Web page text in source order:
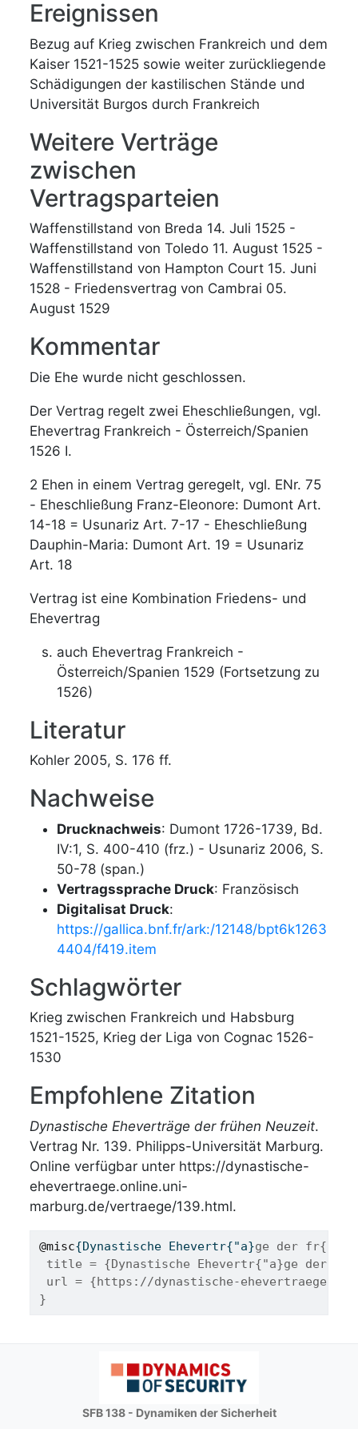
Ereignissen
Bezug auf Krieg zwischen Frankreich und dem
Kaiser 1521-1525 sowie weiter zurückliegende
Schädigungen der kastilischen Stände und
Universität Burgos durch Frankreich
Weitere Verträge
zwischen
Vertragsparteien
Waffenstillstand von Breda 14. Juli 1525 -
Waffenstillstand von Toledo 11. August 1525 -
Waffenstillstand von Hampton Court 15. Juni
1528 - Friedensvertrag von Cambrai 05.
August 1529
Kommentar
Die Ehe wurde nicht geschlossen.
Der Vertrag regelt zwei Eheschließungen, vgl.
Ehevertrag Frankreich - Österreich/Spanien
1526 I.
2 Ehen in einem Vertrag geregelt, vgl. ENr. 75
- Eheschließung Franz-Eleonore: Dumont Art.
14-18 = Usunariz Art. 7-17 - Eheschließung
Dauphin-Maria: Dumont Art. 19 = Usunariz
Art. 18
Vertrag ist eine Kombination Friedens- und
Ehevertrag
auch Ehevertrag Frankreich -
Österreich/Spanien 1529 (Fortsetzung zu
1526)
Literatur
Kohler 2005, S. 176 ff.
Nachweise
Drucknachweis: Dumont 1726-1739, Bd.
IV:1, S. 400-410 (frz.) - Usunariz 2006, S.
50-78 (span.)
Vertragssprache Druck: Französisch
Digitalisat Druck:
https://gallica.bnf.fr/ark:/12148/bpt6k1263
4404/f419.item
Schlagwörter
Krieg zwischen Frankreich und Habsburg
1521-1525, Krieg der Liga von Cognac 1526-
1530
Empfohlene Zitation
Dynastische Eheverträge der frühen Neuzeit.
Vertrag Nr. 139. Philipps-Universität Marburg.
Online verfügbar unter https://dynastische-
ehevertraege.online.uni-
marburg.de/vertraege/139.html.
@misc{Dynastische Ehevertr{"a}ge der
title = {Dynastische Ehevertr{"a}ge der
url = {https://dynastische-
}
SFB 138 - Dynamiken der Sicherheit